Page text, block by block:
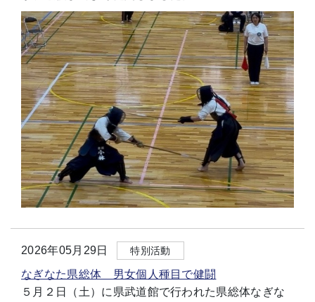
2026年05月29日 特別活動
なぎなた県総体 男女個人種目で健闘
５月２日（土）に県武道館で行われた県総体なぎな